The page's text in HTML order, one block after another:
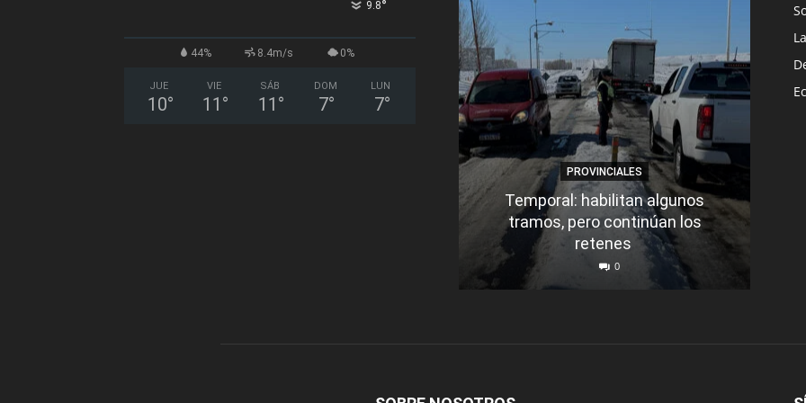
9.8°
44% 8.4m/s 0%
JUE
10°
VIE
11 °
SÁB
11 °
DOM
7°
LUN
7°
PROVINCIALES
Temporal: habilitan algunos
tramos, pero continúan los
retenes
0